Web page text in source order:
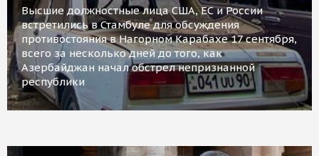
Высшие должностные лица США, ЕС и России
встретились в Стамбуле для обсуждения
противостояния в Нагорном Карабахе 17 сентября,
всего за несколько дней до того, как
Азербайджан начал обстрел непризнанной
республики